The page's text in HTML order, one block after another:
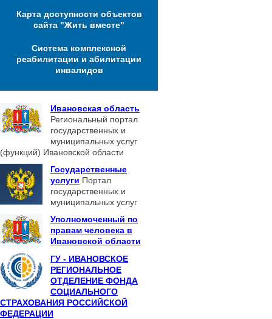
Карта доступности объектов
сайта "Жить вместе"
Система комплексной
реабилитации и абилитации
инвалидов
Ивановская область
Региональный портал
государственных и
муниципальных услуг
(функций) Ивановской области
Государственные
услуги Портал
государственных и
муниципальных услуг
Уполномоченный по
правам человека в
Ивановской области
ГУ - ИВАНОВСКОЕ
РЕГИОНАЛЬНОЕ
ОТДЕЛЕНИЕ ФОНДА
СОЦИАЛЬНОГО
СТРАХОВАНИЯ РОССИЙСКОЙ
ФЕДЕРАЦИИ